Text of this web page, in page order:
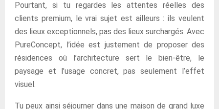
Pourtant, si tu regardes les attentes réelles des
clients premium, le vrai sujet est ailleurs : ils veulent
des lieux exceptionnels, pas des lieux surchargés. Avec
PureConcept, l’idée est justement de proposer des
résidences où l’architecture sert le bien-être, le
paysage et l’usage concret, pas seulement l’effet
visuel.
Tu peux ainsi séjourner dans une maison de grand luxe